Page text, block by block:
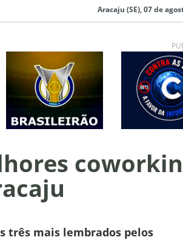
Aracaju (SE), 07 de
três mais lembrados pelos